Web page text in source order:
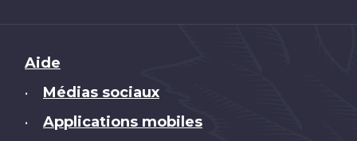
Brand
Aide
• Médias sociaux
• Applications mobiles